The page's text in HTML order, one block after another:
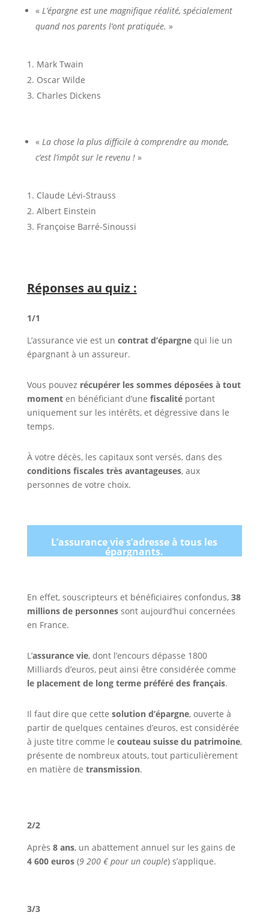
« L’épargne est une magnifique réalité, spécialement
quand nos parents l’ont pratiquée. »
Mark Twain
Oscar Wilde
Charles Dickens
« La chose la plus difficile à comprendre au monde,
c’est l’impôt sur le revenu ! »
Claude Lévi-Strauss
Albert Einstein
Françoise Barré-Sinoussi
Réponses au quiz :
1/1
L’assurance vie est un contrat d’épargnequi lie un
épargnant à un assureur.
Vous pouvez récupérer les sommes déposées à tout
momenten bénéficiant d’une fiscalité portant
uniquement sur les intérêts, et dégressive dans le
temps.
À votre décès, les capitaux sont versés, dans des
conditions fiscales très avantageuses, aux
personnes de votre choix.
L’assurance vie s’adresse à tous les
épargnants.
En effet, souscripteurs et bénéficiaires confondus, 38
millions de personnessont aujourd’hui concernées
en France.
L’assurance vie, dont l’encours dépasse 1800
Milliards d’euros, peut ainsi être considérée comme
le placement de long terme préféré des français.
Il faut dire que cette solution d’épargne, ouverte à
partir de quelques centaines d’euros, est considérée
à juste titre comme le couteau suisse du patrimoine,
présente de nombreux atouts, tout particulièrement
en matière de transmission.
2/2
Après 8 ans, un abattement annuel sur les gains de
4 600 euros(9 200 € pour un couple) s’applique.
3/3